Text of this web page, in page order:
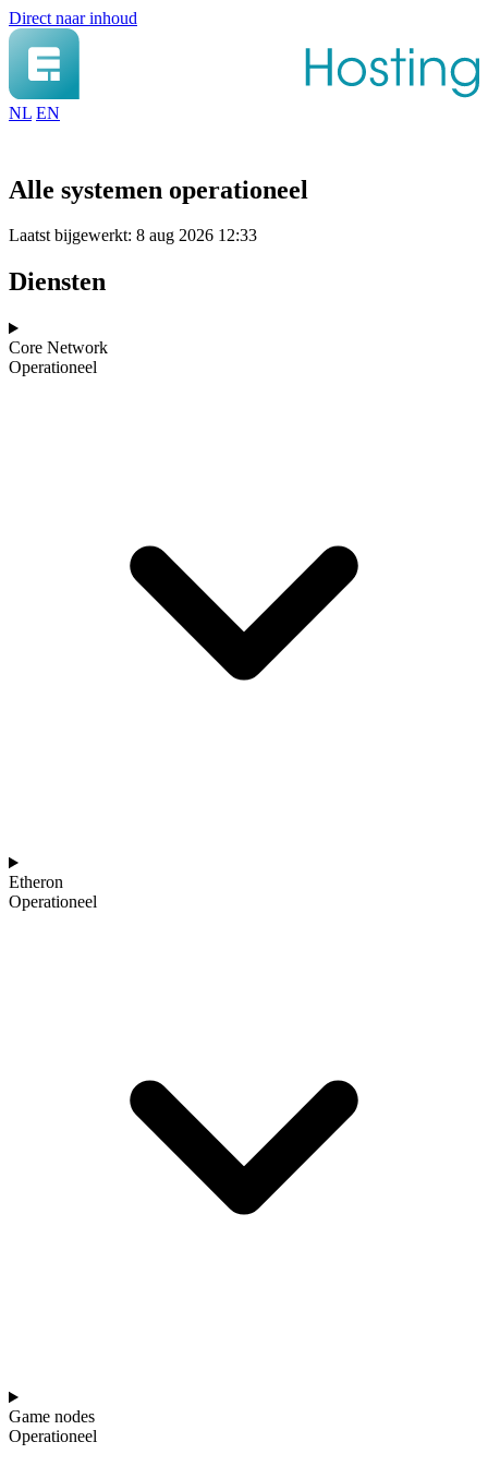
Direct naar inhoud
NL EN
Alle systemen operationeel
Laatst bijgewerkt: 8 aug 2026 12:33
Diensten
Core Network
Operationeel
Etheron
Operationeel
Game nodes
Operationeel